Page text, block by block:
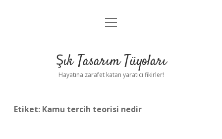
Anasayfa
Yasal Uyarı
menüyü
Şık Tasarım Tüyoları
Hayatına zarafet katan yaratıcı fikirler!
Etiket: Kamu tercih teorisi nedir